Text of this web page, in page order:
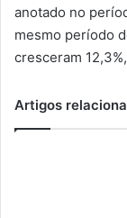
anotado no
mesmo período
cresceram
Artigos